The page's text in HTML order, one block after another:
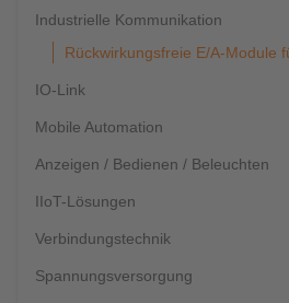
Industrielle Kommunikation
Rückwirkungsfreie E/A-Module
IO-Link
Mobile Automation
Anzeigen / Bedienen / Beleuchten
IIoT-Lösungen
Verbindungstechnik
Spannungsversorgung